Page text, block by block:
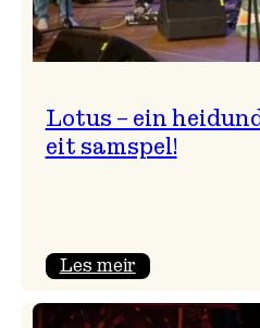
Lotus – ein
eit samspel!
Les meir:
–